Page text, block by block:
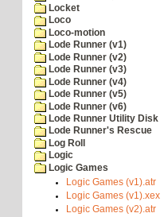
Locket
Loco
Loco-motion
Lode Runner (v1)
Lode Runner (v2)
Lode Runner (v3)
Lode Runner (v4)
Lode Runner (v5)
Lode Runner (v6)
Lode Runner Utility Disk
Lode Runner's Rescue
Log Roll
Logic
Logic Games
Logic Games (v1).atr
Logic Games (v1).xex
Logic Games (v2).atr